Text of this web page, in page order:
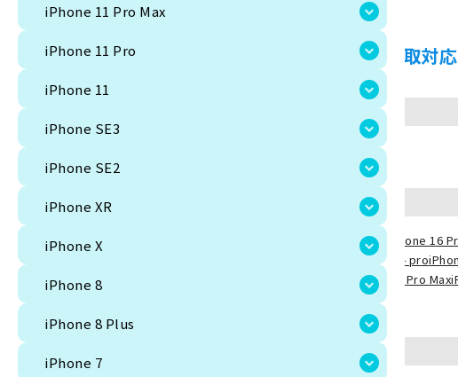
iPhone 11 Pro Max
iPhone 11 Pro
iPhone 11
iPhone SE3
iPhone SE2
iPhone XR
iPhone X
iPhone 8
iPhone 8 Plus
iPhone 7
買取対
iPhone
iPhone 17 iPhone 17 Pro iPhone Air iPhone 16
iPhone 14 pro
iPhone 12 Pro Max
iPhone 11 Pro Max